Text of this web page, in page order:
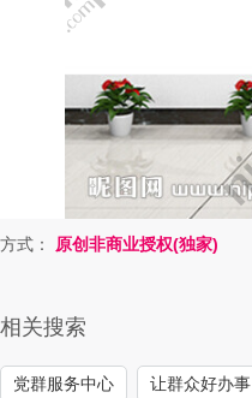
方式： 原创非商业授权(独家)
相关搜索
党群服务中心 让群众好办事